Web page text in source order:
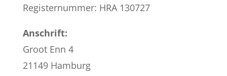
Registernummer: HRA 130727
Anschrift:
Groot Enn 4
21149 Hamburg